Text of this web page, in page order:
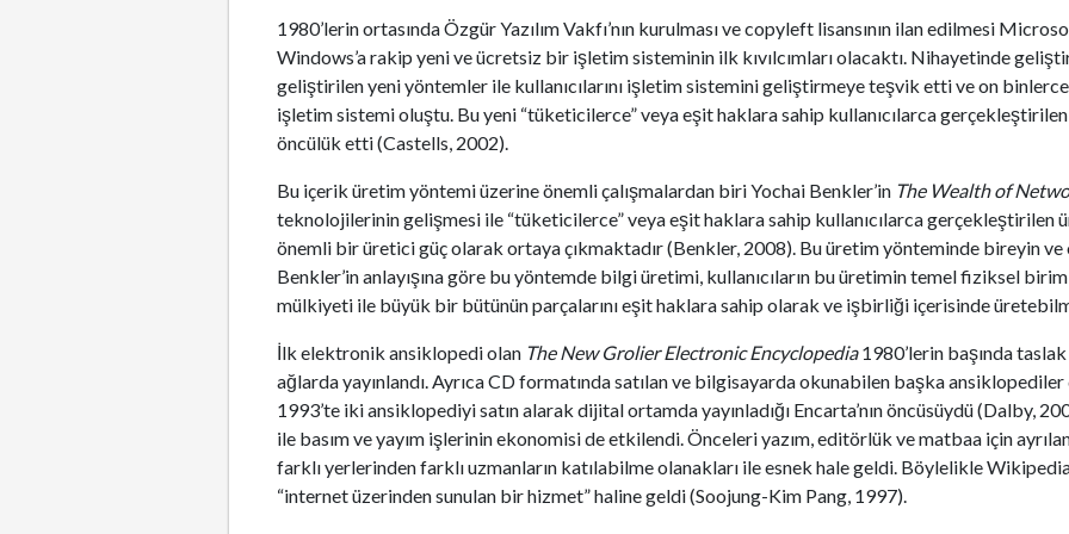
1980’lerin ortasında Özgür Yazılım Vakfı’nın kurulması ve copyleft lisansının ilan edilmesi
Windows’a rakip yeni ve ücretsiz bir işletim sisteminin ilk kıvılcımları olacaktı. Nihayetinde
geliştirilen yeni yöntemler ile kullanıcılarını işletim sistemini geliştirmeye teşvik etti ve on
işletim sistemi oluştu. Bu yeni “tüketicilerce” veya eşit haklara sahip kullanıcılarca
öncülük etti (Castells, 2002).
Bu içerik üretim yöntemi üzerine önemli çalışmalardan biri Yochai Benkler’in The Wealth of
teknolojilerinin gelişmesi ile “tüketicilerce” veya eşit haklara sahip kullanıcılarca
önemli bir üretici güç olarak ortaya çıkmaktadır (Benkler, 2008). Bu üretim yönteminde bireyin
Benkler’in anlayışına göre bu yöntemde bilgi üretimi, kullanıcıların bu üretimin temel fiziksel
mülkiyeti ile büyük bir bütünün parçalarını eşit haklara sahip olarak ve işbirliği içerisinde
İlk elektronik ansiklopedi olan The New Grolier Electronic Encyclopedia1980’lerin başında
ağlarda yayınlandı. Ayrıca CD formatında satılan ve bilgisayarda okunabilen başka ansiklopediler
1993’te iki ansiklopediyi satın alarak dijital ortamda yayınladığı Encarta’nın öncüsüydü (Dalby,
ile basım ve yayım işlerinin ekonomisi de etkilendi. Önceleri yazım, editörlük ve matbaa için
farklı yerlerinden farklı uzmanların katılabilme olanakları ile esnek hale geldi. Böylelikle
“internet üzerinden sunulan bir hizmet” haline geldi (Soojung-Kim Pang, 1997).